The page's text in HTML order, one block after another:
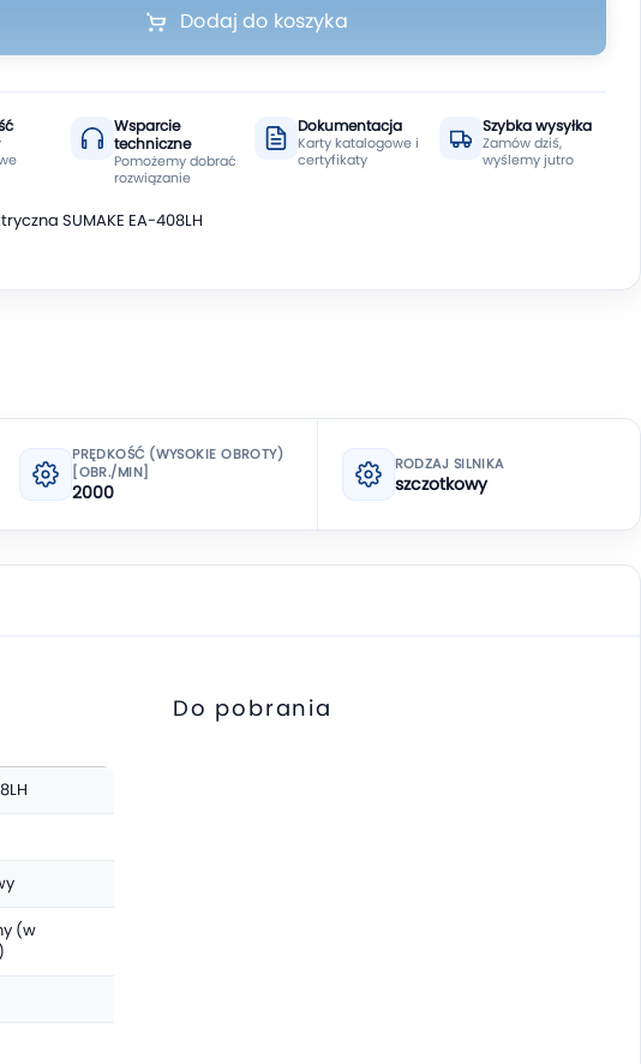
Dodaj do koszyka
Wsparcie
techniczne
Pomożemy dobrać
rozwiązanie
Dokumentacja
Karty katalogowe i
certyfikaty
Szybka wysyłka
Zamów dziś,
wyślemy jutro
SUMAKE EA-408LH
PRĘDKOŚĆ (WYSOKIE OBROTY)
[OBR./MIN]
2000
RODZAJ SILNIKA
szczotkowy
(w
Do pobrania